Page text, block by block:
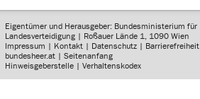
Eigentümer und Herausgeber: Bundesministerium für
Landesverteidigung | Roßauer Lände 1, 1090 Wien
Impressum | Kontakt | Datenschutz | Barrierefreiheit
bundesheer.at |Seitenanfang
Hinweisgeberstelle |Verhaltenskodex